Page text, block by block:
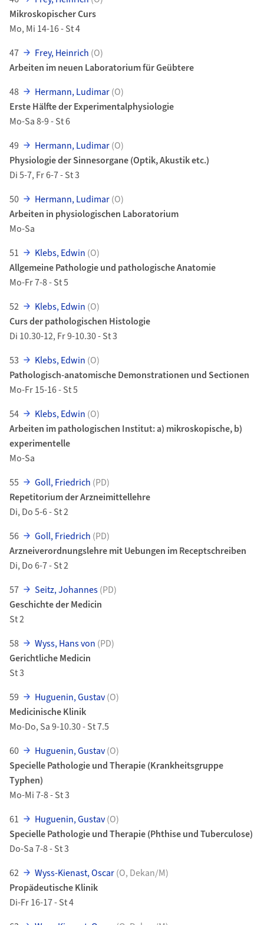
Mikroskopischer Curs
Mo, Mi 14-16 - St 4
47
Frey, Heinrich (O)
Arbeiten im neuen Laboratorium für Geübtere
48
Hermann, Ludimar(O)
Erste Hälfte der Experimentalphysiologie
Mo-Sa 8-9 - St 6
49
Hermann, Ludimar(O)
Physiologie der Sinnesorgane (Optik, Akustik etc.)
Di 5-7, Fr 6-7 - St 3
50
Hermann, Ludimar(O)
Arbeiten in physiologischen Laboratorium
Mo-Sa
51
Klebs, Edwin (O)
Allgemeine Pathologie und pathologische Anatomie
Mo-Fr 7-8 - St 5
52
Klebs, Edwin (O)
Curs der pathologischen Histologie
Di 10.30-12, Fr 9-10.30 - St 3
53
Klebs, Edwin (O)
Pathologisch-anatomische Demonstrationen und Sectionen
Mo-Fr 15-16 - St 5
54
Klebs, Edwin (O)
Arbeiten im pathologischen Institut: a) mikroskopische, b)
experimentelle
Mo-Sa
55
Goll, Friedrich (PD)
Repetitorium der Arzneimittellehre
Di, Do 5-6 - St 2
56
Goll, Friedrich (PD)
Arzneiverordnungslehre mit Uebungen im Receptschreiben
Di, Do 6-7 - St 2
57
Seitz, Johannes(PD)
Geschichte der Medicin
St 2
58
Wyss, Hans von (PD)
Gerichtliche Medicin
St 3
59
Huguenin, Gustav(O)
Medicinische Klinik
Mo-Do, Sa 9-10.30 - St 7.5
60
Huguenin, Gustav(O)
Specielle Pathologie und Therapie (Krankheitsgruppe
Typhen)
Mo-Mi 7-8 - St 3
61
Huguenin, Gustav(O)
Specielle Pathologie und Therapie (Phthise und Tuberculose)
Do-Sa 7-8 - St 3
62
Wyss-Kienast, Oscar(O, Dekan/M)
Propädeutische Klinik
Di-Fr 16-17 - St 4